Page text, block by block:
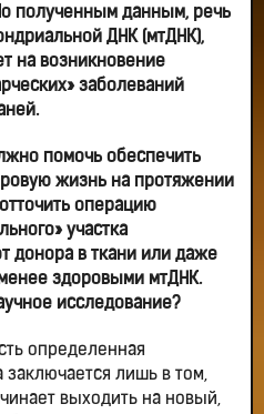
полученным данным, речь
ДНК (мтДНК),
на возникновение
заболеваний
помочь обеспечить
жизнь на протяжении
операцию
участка
донора в ткани или даже
здоровыми мтДНК.
исследование?
определенная
заключается лишь в том,
выходить на новый,